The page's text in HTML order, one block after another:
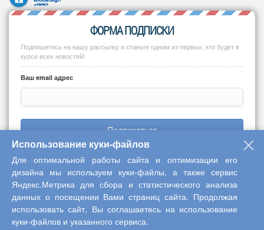
ФОРМА ПОДПИСКИ
Подпишитесь на нашу рассылку и станьте одним из первых, кто будет в
курсе всех новостей!
Ваш email адрес
Подписаться
Copyright © 2013-2026 Центр научного сотрудничества «Интерактив
плюс»
Использование куки-файлов
Для оптимальной работы сайта и оптимизации его
дизайна мы используем куки-файлы, а также сервис
Яндекс.Метрика для сбора и статистического анализа
данных о посещении Вами страниц сайта. Продолжая
использовать сайт, Вы соглашаетесь на использование
куки-файлов и указанного сервиса.